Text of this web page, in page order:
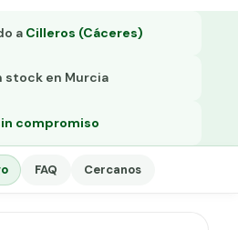
a Cilleros (Cáceres)
stock en Murcia
compromiso
FAQ Cercanos